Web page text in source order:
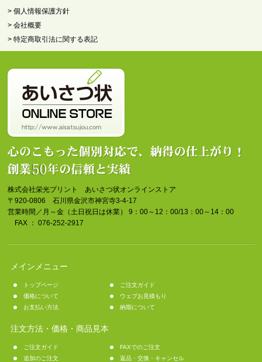
> 個人情報保護方針
> 会社概要
> 特定商取引法に関する表記
株式会社栄光プリント あいさつ状オンラインストア
〒920-0806 石川県金沢市神宮寺3-4-17
営業時間／月～金（土日祝日は休業） 9：00～12：00/13：00～14：00
FAX ： 076-252-2917
メインメニュー
トップページ
ご注文ガイド
価格について
ウェブお見積もり
お支払い方法
納期について
注文方法・価格・商品見本
ご注文ガイド
FAXでのご注文
追加のご注文
返品・交換・キャンセル